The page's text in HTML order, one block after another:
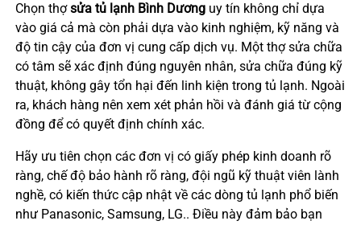
Chọn thợsửa tủ lạnh Bình Dươnguy tín không chỉ dựa
vào giá cả mà còn phải dựa vào kinh nghiệm, kỹ năng và
độ tin cậy của đơn vị cung cấp dịch vụ. Một thợ sửa chữa
có tâm sẽ xác định đúng nguyên nhân, sửa chữa đúng kỹ
thuật, không gây tổn hại đến linh kiện trong tủ lạnh. Ngoài
ra, khách hàng nên xem xét phản hồi và đánh giá từ cộng
đồng để có quyết định chính xác.
Hãy ưu tiên chọn các đơn vị có giấy phép kinh doanh rõ
ràng, chế độ bảo hành rõ ràng, đội ngũ kỹ thuật viên lành
nghề, có kiến thức cập nhật về các dòng tủ lạnh phổ biến
như Panasonic, Samsung, LG.. Điều này đảm bảo bạn